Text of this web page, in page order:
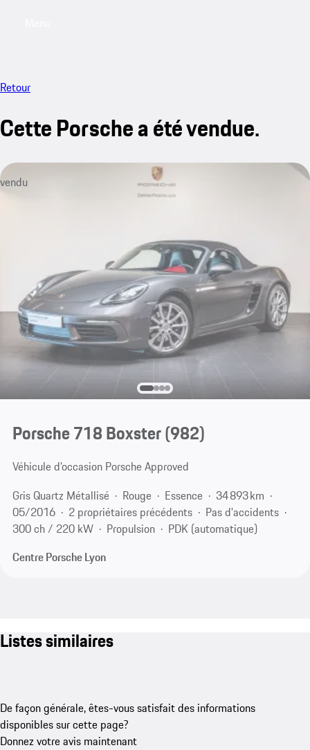
Retour
Cette Porsche a été vendue.
vendu
Porsche 718 Boxster(982)
Véhicule d’occasion Porsche Approved
Gris Quartz Métallisé
Rouge Essence
34 893 km
05/2016
2 propriétaires précédents
Pas d'accidents
300 ch / 220 kW
Propulsion
PDK (automatique)
Centre Porsche Lyon
Listes similaires
De façon générale, êtes-vous satisfait des informations
disponibles sur cette page?
Donnez votre avis maintenant